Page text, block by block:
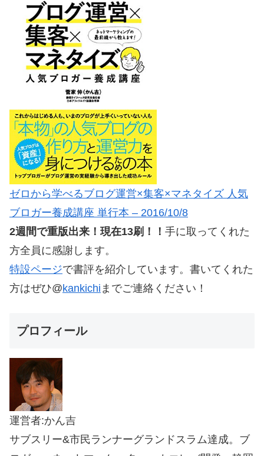
ゼロから学べるブログ運営×集客×マネタイズ 人気
ブロガー養成講座 単行本 – 2016/10/8
2週間で重版出来！現在13刷！！ 手に取ってくれた
方全員に感謝します。
特設ページで書評を紹介しています。書いてくれた
方はぜひ@kankichi までご連絡ください！
プロフィール
運営者:かん吉
サブスリー&市民ランナーグランドスラム達成。ブ